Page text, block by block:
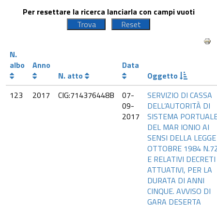
Per resettare la ricerca lanciarla con campi vuoti
N.
albo
Anno
N. atto
Data
Oggetto
123
2017 CIG:714376448B
07-
09-
2017
SERVIZIO DI CASSA
DELL’AUTORITÀ DI
SISTEMA
DEL MAR IONIO AI
SENSI DELLA
OTTOBRE 1984
E RELATIVI DECRETI
ATTUATIVI, PER LA
DURATA DI ANNI
CINQUE. AVVISO DI
GARA DESERTA